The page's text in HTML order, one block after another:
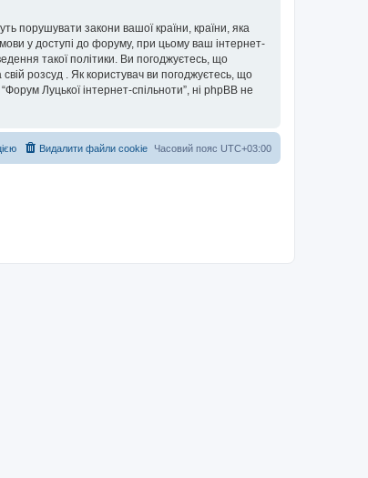
порушувати закони вашої країни, країни, яка
у доступі до форуму, при цьому ваш інтернет-
такої політики. Ви погоджуєтесь, що
розсуд . Як користувач ви погоджуєтесь, що
Луцької інтернет-спільноти”, ні phpBB не
Часовий пояс UTC+03:00
Видалити файли cookie